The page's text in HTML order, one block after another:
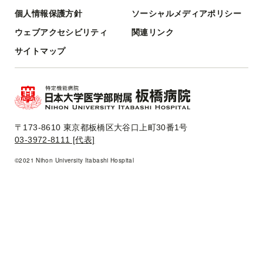
個人情報保護方針
ソーシャルメディアポリシー
ウェブアクセシビリティ
関連リンク
サイトマップ
〒173-8610 東京都板橋区大谷口上町30番1号
03-3972-8111 [代表]
©2021 Nihon University Itabashi Hospital